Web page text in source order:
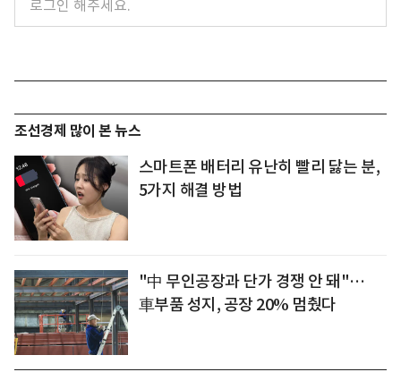
조선경제 많이 본 뉴스
스마트폰 배터리 유난히 빨리 닳는 분,
5가지 해결 방법
"中 무인공장과 단가 경쟁 안 돼"…
車부품 성지, 공장 20% 멈췄다